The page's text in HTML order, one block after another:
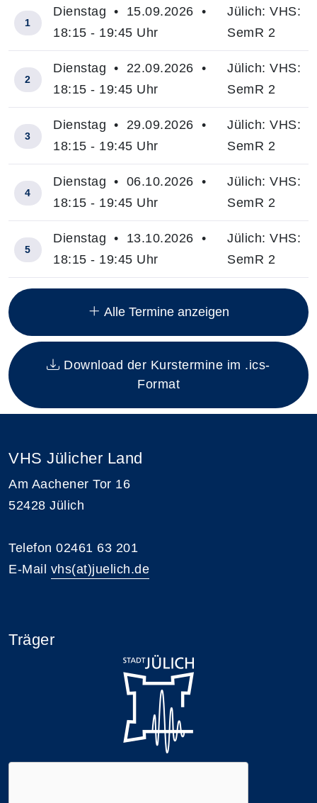
Insgesamt gibt es 13 Termine zum diesen Kurs
1
Dienstag • 15.09.2026 •
18:15 - 19:45 Uhr
Jülich: VHS:
SemR 2
2
Dienstag • 22.09.2026 •
18:15 - 19:45 Uhr
Jülich: VHS:
SemR 2
3
Dienstag • 29.09.2026 •
18:15 - 19:45 Uhr
Jülich: VHS:
SemR 2
4
Dienstag • 06.10.2026 •
18:15 - 19:45 Uhr
Jülich: VHS:
SemR 2
5
Dienstag • 13.10.2026 •
18:15 - 19:45 Uhr
Jülich: VHS:
SemR 2
Alle Termine anzeigen
Download der Kurstermine im .ics-
Format
VHS Jülicher Land
Am Aachener Tor 16
52428 Jülich
Telefon 02461 63 201
E-Mail vhs(at)juelich.de
Träger